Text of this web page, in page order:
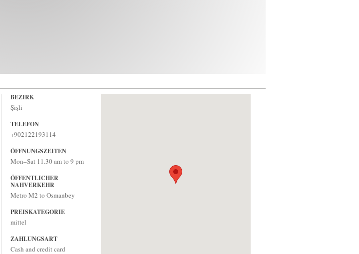
BEZIRK
Şişli
TELEFON
+902122193114
ÖFFNUNGSZEITEN
Mon–Sat 11.30 am to 9 pm
ÖFFENTLICHER
NAHVERKEHR
Metro M2 to Osmanbey
PREISKATEGORIE
mittel
ZAHLUNGSART
Cash and credit card